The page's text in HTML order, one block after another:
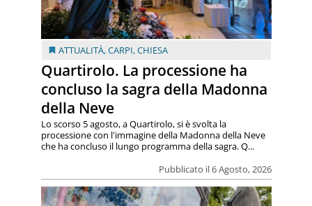
ATTUALITÀ,CARPI,CHIESA
Quartirolo. La processione ha
concluso la sagra della Madonna
della Neve
Pubblicato il 6 Agosto, 2026
Lo scorso 5 agosto, a Quartirolo, si è svolta la
processione con l'immagine della Madonna della Neve
che ha concluso il lungo programma della sagra. Q...